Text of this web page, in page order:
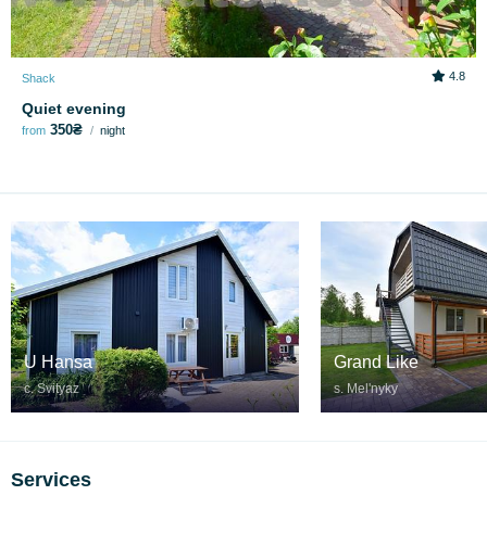
Shack 4.8
Quiet evening
from 350₴ night
U Hansa
c. Svityaz
Grand Like
s. Melʹnyky
Services